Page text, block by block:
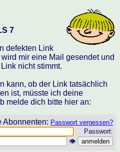
7
defekten Link
mir eine Mail gesendet und
nicht stimmt.
kann, ob der Link tatsächlich
ist, müsste ich deine
melde dich bitte hier an:
Abonnenten: Passwort vergessen?
Passwort:
👁